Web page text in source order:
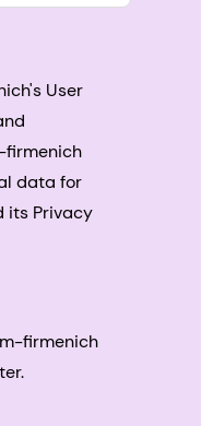
User
firmenich
data for
its Privacy
firmenich